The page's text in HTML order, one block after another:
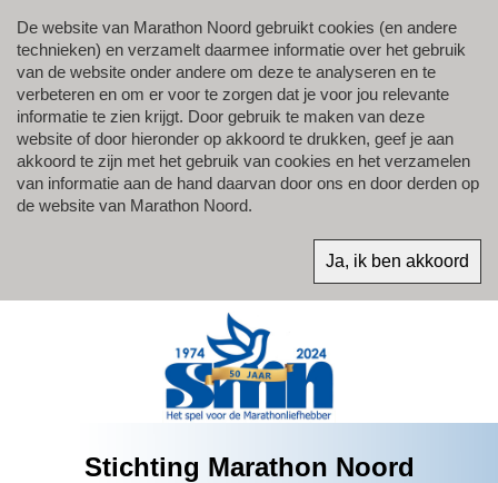
De website van Marathon Noord gebruikt cookies (en andere
technieken) en verzamelt daarmee informatie over het gebruik
van de website onder andere om deze te analyseren en te
verbeteren en om er voor te zorgen dat je voor jou relevante
informatie te zien krijgt. Door gebruik te maken van deze
website of door hieronder op akkoord te drukken, geef je aan
akkoord te zijn met het gebruik van cookies en het verzamelen
van informatie aan de hand daarvan door ons en door derden op
de website van Marathon Noord.
Stichting Marathon Noord